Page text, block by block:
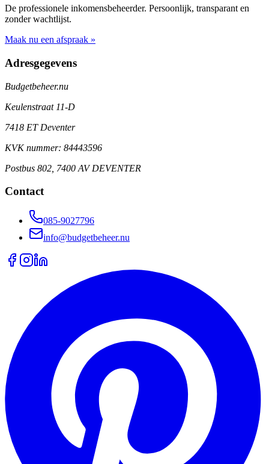
De professionele inkomensbeheerder. Persoonlijk, transparant en
zonder wachtlijst.
Maak nu een afspraak »
Adresgegevens
Budgetbeheer.nu
Keulenstraat 11-D
7418 ET Deventer
KVK nummer: 84443596
Postbus 802, 7400 AV DEVENTER
Contact
085-9027796
info@budgetbeheer.nu